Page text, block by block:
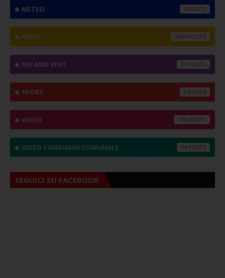
METEO 4
NEWS 2546
SEE AND VISIT 11
SPORT 2
VIDEO 138
VIDEO CONSIGLIO COMUNALE 74
SEGUICI SU FACEBOOK